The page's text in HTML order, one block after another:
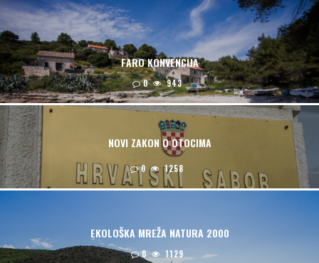
FARO KONVENCIJA
0 943
NOVI ZAKON O OTOCIMA
0 1258
EKOLOŠKA MREŽA NATURA 2000
0 1129